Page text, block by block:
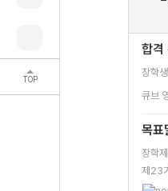
TOP
합격
장학
큐브
목표
장학
제23